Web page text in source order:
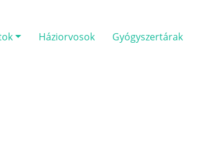
Háziorvosok Gyógyszertárak